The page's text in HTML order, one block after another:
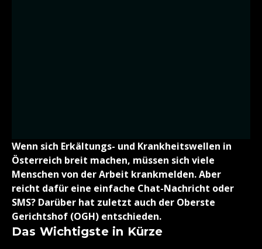
Wenn sich Erkältungs- und Krankheitswellen in
Österreich breit machen, müssen sich viele
Menschen von der Arbeit krankmelden. Aber
reicht dafür eine einfache Chat-Nachricht oder
SMS? Darüber hat zuletzt auch der Oberste
Gerichtshof (OGH) entschieden.
Das Wichtigste in Kürze